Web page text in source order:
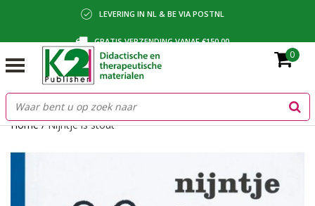
LEVERING IN NL & BE VIA POSTNL
GRATIS VERZENDING VANAF €150,00
BETALING VIA IDEAL, BANCONTACT OF FACTUUR
0
Home/Nijntje is stout